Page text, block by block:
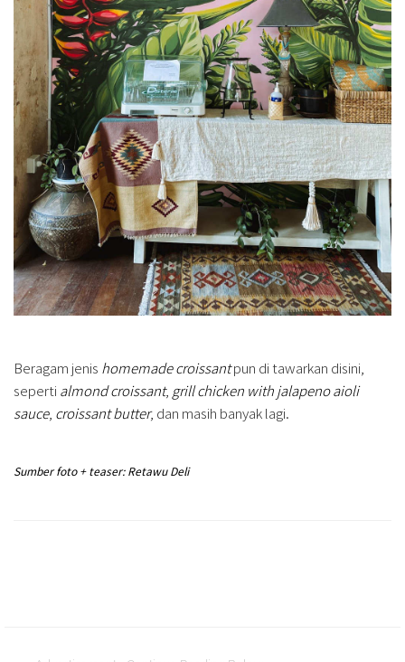
Beragam jenis homemadecroissantpun di tawarkan disini,
seperti almond croissant, grill chicken with jalapeno aioli
sauce, croissant butter, dan masih banyak lagi.
Sumber foto + teaser: Retawu Deli